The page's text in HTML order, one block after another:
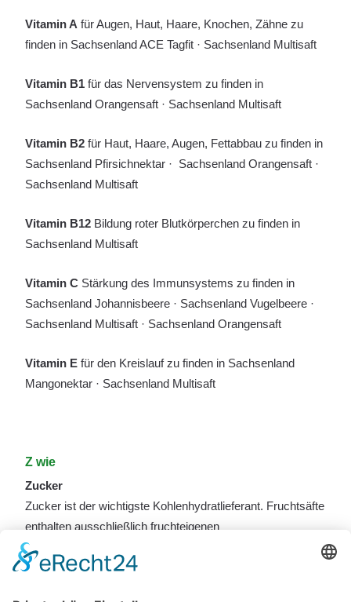
Vitamin A für Augen, Haut, Haare, Knochen, Zähne zu
finden in Sachsenland ACE Tagfit · Sachsenland Multisaft
Vitamin B1 für das Nervensystem zu finden in
Sachsenland Orangensaft · Sachsenland Multisaft
Vitamin B2 für Haut, Haare, Augen, Fettabbau zu finden in
Sachsenland Pfirsichnektar · Sachsenland Orangensaft ·
Sachsenland Multisaft
Vitamin B12 Bildung roter Blutkörperchen zu finden in
Sachsenland Multisaft
Vitamin C Stärkung des Immunsystems zu finden in
Sachsenland Johannisbeere · Sachsenland Vugelbeere ·
Sachsenland Multisaft · Sachsenland Orangensaft
Vitamin E für den Kreislauf zu finden in Sachsenland
Mangonektar · Sachsenland Multisaft
Z wie
Zucker
Zucker ist der wichtigste Kohlenhydratlieferant. Fruchtsäfte
enthalten ausschließlich fruchteigenen
Zucker, und zwar Saccharose, Traubenzucker und
Fruktose.